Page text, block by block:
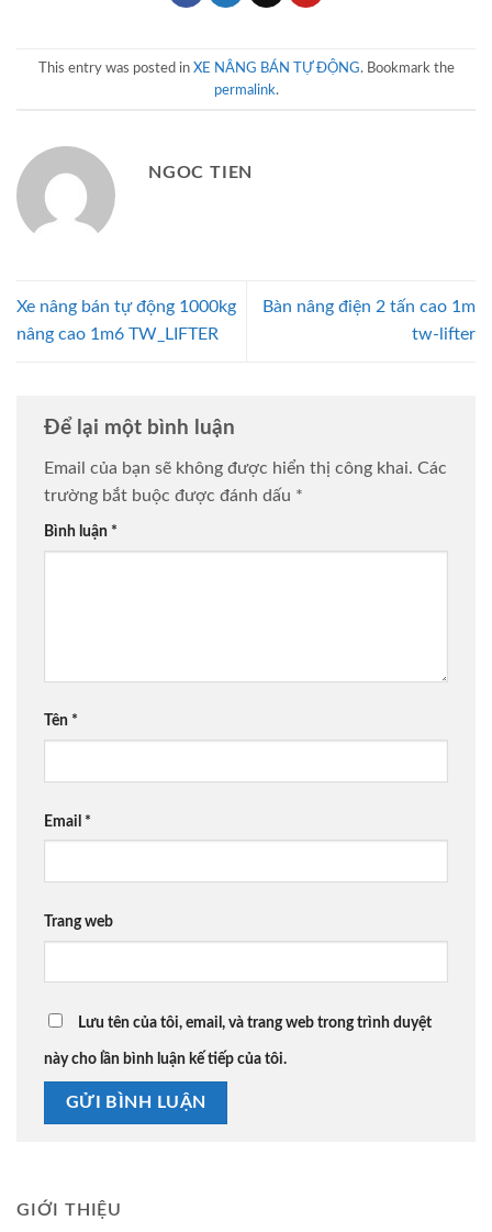
This entry was posted in XE NÂNG BÁN TỰ ĐỘNG. Bookmark the
permalink.
NGOC TIEN
Xe nâng bán tự động 1000kg
nâng cao 1m6 TW_LIFTER
Bàn nâng điện 2 tấn cao 1m
tw-lifter
Để lại một bình luận
Email của bạn sẽ không được hiển thị công khai. Các
trường bắt buộc được đánh dấu *
Bình luận *
Tên *
Email *
Trang web
Lưu tên của tôi, email, và trang web trong trình duyệt
này cho lần bình luận kế tiếp của tôi.
GIỚI THIỆU